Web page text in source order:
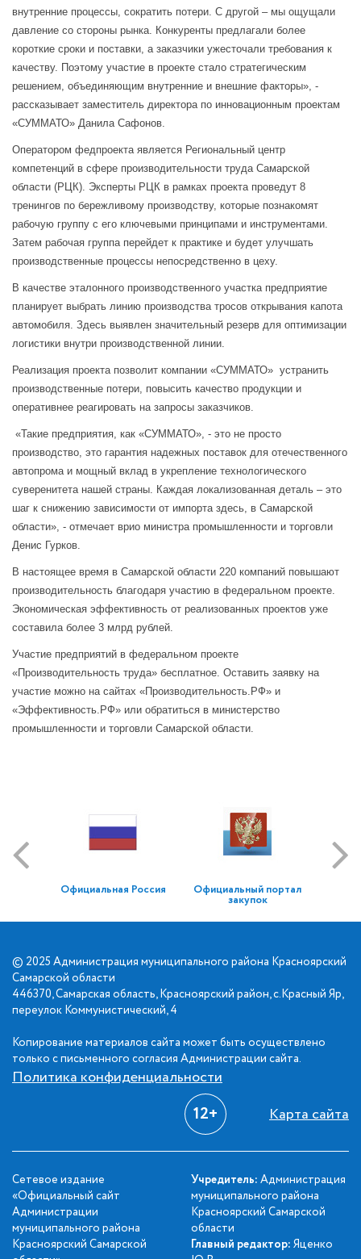
внутренние процессы, сократить потери. С другой – мы ощущали
давление со стороны рынка. Конкуренты предлагали более
короткие сроки и поставки, а заказчики ужесточали требования к
качеству. Поэтому участие в проекте стало стратегическим
решением, объединяющим внутренние и внешние факторы», -
рассказывает заместитель директора по инновационным проектам
«СУММАТО» Данила Сафонов.
Оператором федпроекта является Региональный центр
компетенций в сфере производительности труда Самарской
области (РЦК). Эксперты РЦК в рамках проекта проведут 8
тренингов по бережливому производству, которые познакомят
рабочую группу с его ключевыми принципами и инструментами.
Затем рабочая группа перейдет к практике и будет улучшать
производственные процессы непосредственно в цеху.
В качестве эталонного производственного участка предприятие
планирует выбрать линию производства тросов открывания капота
автомобиля. Здесь выявлен значительный резерв для оптимизации
логистики внутри производственной линии.
Реализация проекта позволит компании «СУММАТО» устранить
производственные потери, повысить качество продукции и
оперативнее реагировать на запросы заказчиков.
«Такие предприятия, как «СУММАТО», - это не просто
производство, это гарантия надежных поставок для отечественного
автопрома и мощный вклад в укрепление технологического
суверенитета нашей страны. Каждая локализованная деталь – это
шаг к снижению зависимости от импорта здесь, в Самарской
области», - отмечает врио министра промышленности и торговли
Денис Гурков.
В настоящее время в Самарской области 220 компаний повышают
производительность благодаря участию в федеральном проекте.
Экономическая эффективность от реализованных проектов уже
составила более 3 млрд рублей.
Участие предприятий в федеральном проекте
«Производительность труда» бесплатное. Оставить заявку на
участие можно на сайтах «Производительность.РФ» и
«Эффективность.РФ» или обратиться в министерство
промышленности и торговли Самарской области.
Официальная Россия Официальный портал
закупок
© 2025 Администрация муниципального района Красноярский
Самарской области
446370, Самарская область, Красноярский район, с.Красный Яр,
переулок Коммунистический, 4
Копирование материалов сайта может быть осуществлено
только с письменного согласия Администрации сайта.
Политика конфиденциальности
12+ Карта сайта
Сетевое издание
«Официальный сайт
Администрации
муниципального района
Красноярский Самарской
Учредитель: Администрация
муниципального района
Красноярский Самарской
области
Главный редактор: Яценко